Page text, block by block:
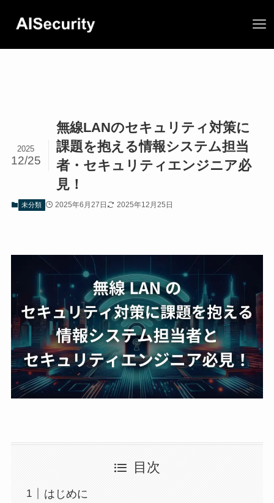
無線LANのセキュリティ対策に
課題を抱える情報システム担当
者・セキュリティエンジニア必
見！
2025
12/25
未分類 2025年6月27日 2025年12月25日
目次
はじめに